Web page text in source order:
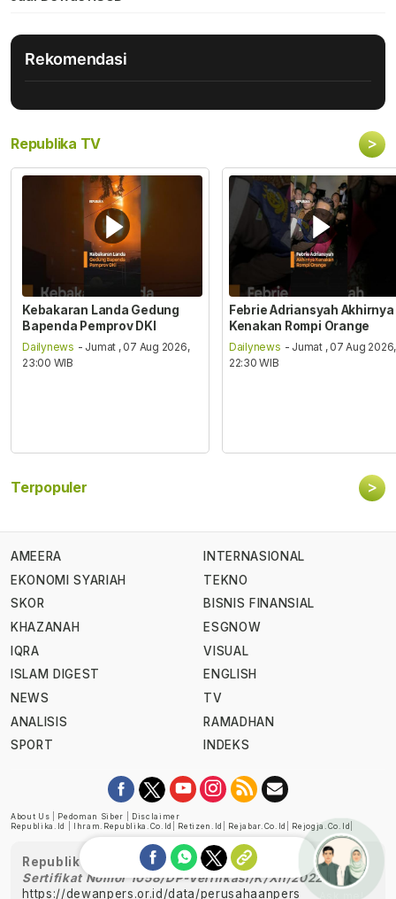
Rekomendasi
Republika TV >
Kebakaran Landa Gedung
Bapenda Pemprov DKI
Dailynews - Jumat , 07 Aug 2026,
23:00 WIB
Febrie Adriansyah Akhirnya
Kenakan Rompi Orange
Dailynews - Jumat , 07 Aug 2026,
22:30 WIB
Terpopuler >
AMEERA
EKONOMI SYARIAH
SKOR
KHAZANAH
IQRA
ISLAM DIGEST
NEWS
ANALISIS
SPORT
INTERNASIONAL
TEKNO
BISNIS FINANSIAL
ESGNOW
VISUAL
ENGLISH
TV
RAMADHAN
INDEKS
About Us Pedoman Siber
Disclaimer
Republika.id
Ihram.republika.co.id Retizen.id Rejabar.co.id Rejogja.co.id
Republika telah diverifikasi oleh Dewan Pers
Sertifikat Nomor 1058/DP-Verifikasi/K/XII/2022
https://dewanpers.or.id/data/perusahaanpers